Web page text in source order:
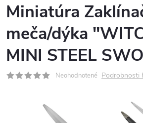
Miniatúra
meča/dýka
MINI STEEL
Neohodnotené Podrobnosti